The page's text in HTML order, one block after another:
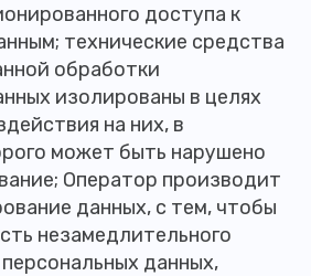
доступа к
технические средства
обработки
изолированы в целях
на них, в
может быть нарушено
Оператор производит
данных, с тем, чтобы
незамедлительного
данных,